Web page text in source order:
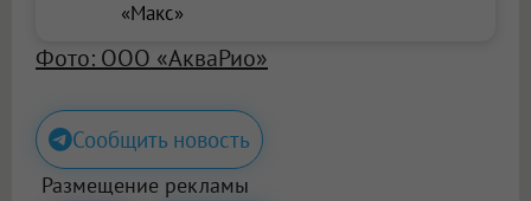
«Макс»
Фото: ООО «АкваРио»
Сообщить новость
Размещение рекламы